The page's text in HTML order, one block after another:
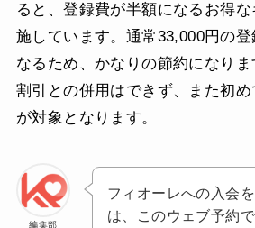
ると、登録費が半額になるお得
施しています。通常33,000円の
なるため、かなりの節約になり
割引との併用はできず、また初
が対象となります。
編集部
フィオーレへの入会
は、このウェブ予約